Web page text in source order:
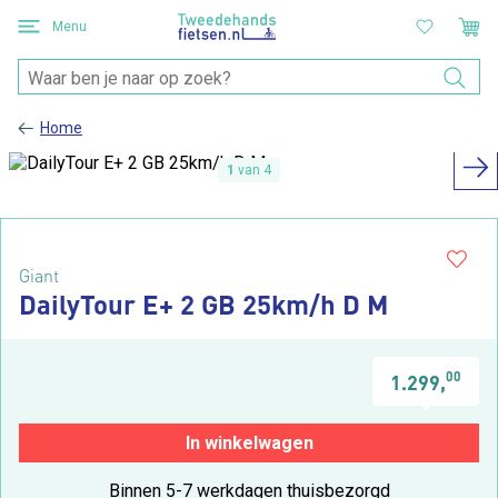
Menu
Home
1 van 4
Giant
DailyTour E+ 2 GB 25km/h D M
1.299,00
In winkelwagen
Binnen 5-7 werkdagen thuisbezorgd